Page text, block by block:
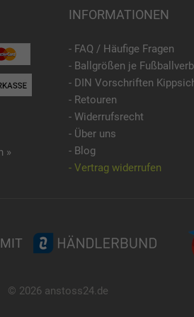
»
INFORMATIONEN
- FAQ / Häufige Fragen
- Ballgrößen je
- DIN Vorschriften
- Retouren
- Widerrufsrecht
- Über uns
- Blog
- Vertrag widerrufen
© 2026 anstoss24.de